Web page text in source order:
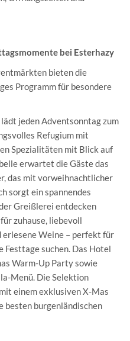
bei Esterhazy
bieten die
Programm für besondere
jeden Adventsonntag zum
Refugium mit
Spezialitäten mit Blick auf
erwartet die Gäste das
das mit vorweihnachtlicher
sorgt ein spannendes
Greißlerei entdecken
zuhause, liebevoll
erlesene Weine – perfekt für
Festtage suchen. Das Hotel
Warm-Up Party sowie
Menü. Die Selektion
einem exklusiven X-Mas
besten burgenländischen